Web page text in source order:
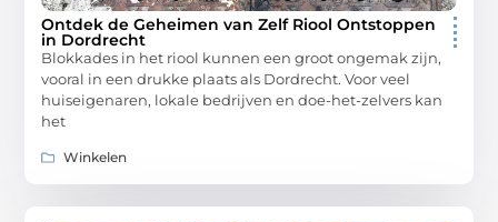
Ontdek de Geheimen van Zelf Riool Ontstoppen
in Dordrecht
Blokkades in het riool kunnen een groot ongemak zijn,
vooral in een drukke plaats als Dordrecht. Voor veel
huiseigenaren, lokale bedrijven en doe-het-zelvers kan
het
Winkelen